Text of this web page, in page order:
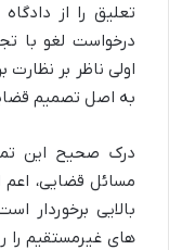
تعلیق را از
درخواست لغو با
اولی ناظر بر نظارت
به اصل تصمیم
درک صحیح این
مسائل قضایی، اعم
بالایی برخوردار
های غیرمستقیم را